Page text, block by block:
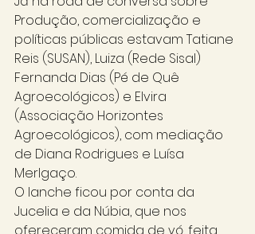
Produção, comercialização e
políticas públicas estavam Tatiane
Reis (SUSAN), Luiza (Rede Sisal)
Fernanda Dias (Pé de Quê
Agroecológicos) e Elvira
(Associação Horizontes
Agroecológicos), com mediação
de Diana Rodrigues e Luísa
Merlgaço.
O lanche ficou por conta da
Jucelia e da Núbia, que nos